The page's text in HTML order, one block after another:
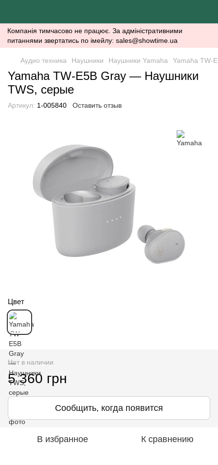
Компанія тимчасово не працює. За адміністративними
питаннями звертатись по імейлу: sales@showtime.ua
Аудио техника Наушники Наушники Yamaha Yamaha TW-
Yamaha TW-E5B Gray — Наушники
TWS, серые
Артикул: 1-005840 Оставить отзыв
Цвет
Нет в наличии
5 360 грн
Сообщить, когда появится
В избранное К сравнению